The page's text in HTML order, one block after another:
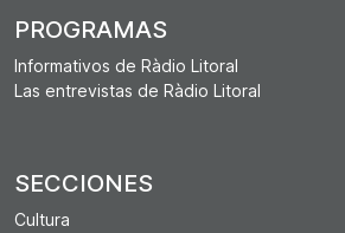
PROGRAMAS
Informativos de Ràdio Litoral
Las entrevistas de Ràdio Litoral
SECCIONES
Cultura